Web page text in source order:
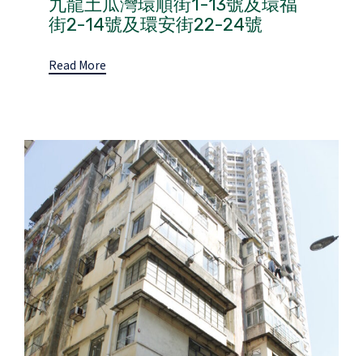
街2-14號及環安街22-24號
Read More